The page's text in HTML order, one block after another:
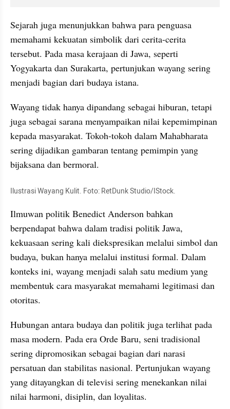
Sejarah juga menunjukkan bahwa para penguasa
memahami kekuatan simbolik dari cerita-cerita
tersebut. Pada masa kerajaan di Jawa, seperti
Yogyakarta dan Surakarta, pertunjukan wayang sering
menjadi bagian dari budaya istana.
Wayang tidak hanya dipandang sebagai hiburan, tetapi
juga sebagai sarana menyampaikan nilai kepemimpinan
kepada masyarakat. Tokoh-tokoh dalam Mahabharata
sering dijadikan gambaran tentang pemimpin yang
bijaksana dan bermoral.
Ilustrasi Wayang Kulit. Foto: RetDunk Studio/IStock.
Ilmuwan politik Benedict Anderson bahkan
berpendapat bahwa dalam tradisi politik Jawa,
kekuasaan sering kali diekspresikan melalui simbol dan
budaya, bukan hanya melalui institusi formal. Dalam
konteks ini, wayang menjadi salah satu medium yang
membentuk cara masyarakat memahami legitimasi dan
otoritas.
Hubungan antara budaya dan politik juga terlihat pada
masa modern. Pada era Orde Baru, seni tradisional
sering dipromosikan sebagai bagian dari narasi
persatuan dan stabilitas nasional. Pertunjukan wayang
yang ditayangkan di televisi sering menekankan nilai
nilai harmoni, disiplin, dan loyalitas.